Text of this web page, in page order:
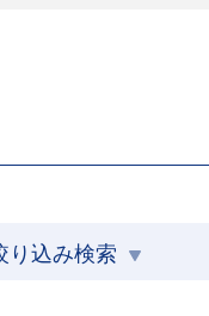
り込み検索